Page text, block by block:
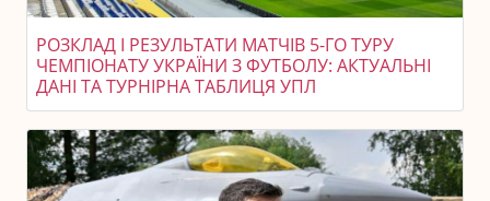
РОЗКЛАД І РЕЗУЛЬТАТИ МАТЧІВ 5-ГО ТУРУ
ЧЕМПІОНАТУ УКРАЇНИ З ФУТБОЛУ: АКТУАЛЬНІ
ДАНІ ТА ТУРНІРНА ТАБЛИЦЯ УПЛ